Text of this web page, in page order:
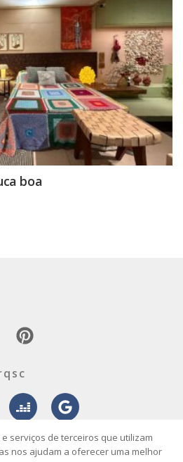
boa
serviços de terceiros que utilizam
nos ajudam a oferecer uma melhor